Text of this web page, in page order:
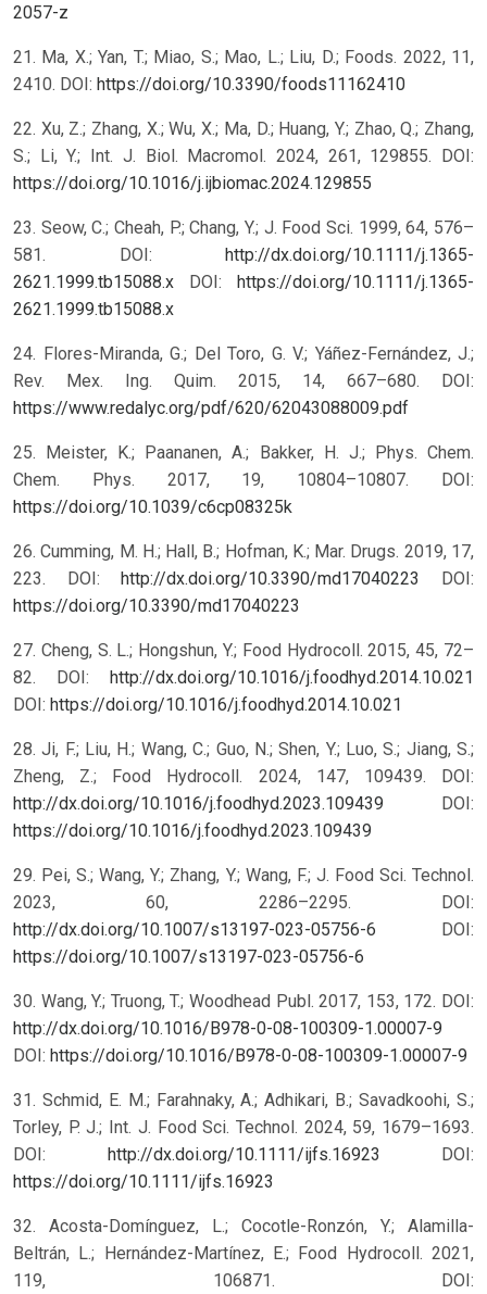
2057-z
21. Ma, X.; Yan, T.; Miao, S.; Mao, L.; Liu, D.; Foods. 2022, 11,
2410. DOI: https://doi.org/10.3390/foods11162410
22. Xu, Z.; Zhang, X.; Wu, X.; Ma, D.; Huang, Y.; Zhao, Q.; Zhang,
S.; Li, Y.; Int. J. Biol. Macromol. 2024, 261, 129855. DOI:
https://doi.org/10.1016/j.ijbiomac.2024.129855
23. Seow, C.; Cheah, P.; Chang, Y.; J. Food Sci. 1999, 64, 576–
581. DOI: http://dx.doi.org/10.1111/j.1365-
2621.1999.tb15088.x
DOI: https://doi.org/10.1111/j.1365-
2621.1999.tb15088.x
24. Flores-Miranda, G.; Del Toro, G. V.; Yáñez-Fernández, J.;
Rev. Mex. Ing. Quim. 2015, 14, 667–680. DOI:
https://www.redalyc.org/pdf/620/62043088009.pdf
25. Meister, K.; Paananen, A.; Bakker, H. J.; Phys. Chem.
Chem. Phys. 2017, 19, 10804–10807. DOI:
https://doi.org/10.1039/c6cp08325k
26. Cumming, M. H.; Hall, B.; Hofman, K.; Mar. Drugs. 2019, 17,
223. DOI:http://dx.doi.org/10.3390/md17040223
DOI:
https://doi.org/10.3390/md17040223
27. Cheng, S. L.; Hongshun, Y.; Food Hydrocoll. 2015, 45, 72–
82. DOI: http://dx.doi.org/10.1016/j.foodhyd.2014.10.021
DOI: https://doi.org/10.1016/j.foodhyd.2014.10.021
28. Ji, F.; Liu, H.; Wang, C.; Guo, N.; Shen, Y.; Luo, S.; Jiang, S.;
Zheng, Z.; Food Hydrocoll. 2024, 147, 109439. DOI:
http://dx.doi.org/10.1016/j.foodhyd.2023.109439
DOI:
https://doi.org/10.1016/j.foodhyd.2023.109439
29. Pei, S.; Wang, Y.; Zhang, Y.; Wang, F.; J. Food Sci. Technol.
2023, 60, 2286–2295. DOI:
http://dx.doi.org/10.1007/s13197-023-05756-6
DOI:
https://doi.org/10.1007/s13197-023-05756-6
30. Wang, Y.; Truong, T.; Woodhead Publ. 2017, 153, 172. DOI:
http://dx.doi.org/10.1016/B978-0-08-100309-1.00007-9
DOI: https://doi.org/10.1016/B978-0-08-100309-1.00007-9
31. Schmid, E. M.; Farahnaky, A.; Adhikari, B.; Savadkoohi, S.;
Torley, P. J.; Int. J. Food Sci. Technol. 2024, 59, 1679–1693.
DOI: http://dx.doi.org/10.1111/ijfs.16923
DOI:
https://doi.org/10.1111/ijfs.16923
32. Acosta-Domínguez, L.; Cocotle-Ronzón, Y.; Alamilla-
Beltrán, L.; Hernández-Martínez, E.; Food Hydrocoll. 2021,
119, 106871. DOI: